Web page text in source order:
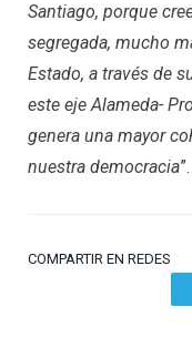
Santiago, porque
segregada, mucho
Estado, a través de
este eje Alameda-
genera una mayor
nuestra democracia”.
COMPARTIR EN REDES